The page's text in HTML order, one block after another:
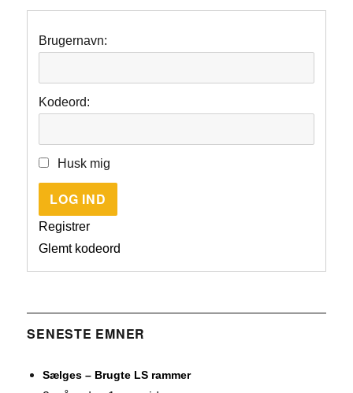
Brugernavn:
Kodeord:
Husk mig
LOG IND
Registrer
Glemt kodeord
SENESTE EMNER
Sælges – Brugte LS rammer